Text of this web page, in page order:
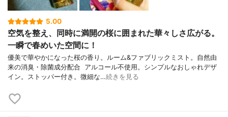
5.00
空気を整え、同時に満開の桜に囲まれた華々しさ広がる。
一瞬で春めいた空間に！
優美で華やかになった桜の香り。ルーム&ファブリックミスト。自然由
来の消臭・除菌成分配合 ⁡ アルコール不使用。シンプルなおしゃれデザ
イン。ストッパー付き。微細な…続きを見る